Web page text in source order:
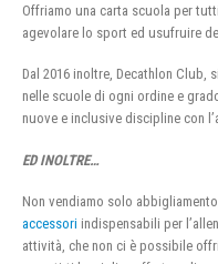
Offriamo una carta scuola per
agevolare lo sport ed usufruire
Dal 2016 inoltre, Decathlon Club,
nelle scuole di ogni ordine e
nuove e inclusive discipline con
ED INOLTRE…
Non vendiamo solo
accessori indispensabili per
attività, che non ci è possibile